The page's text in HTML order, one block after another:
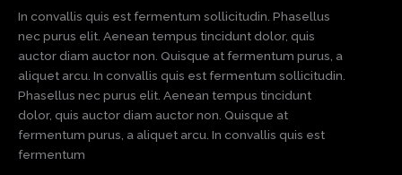
In convallis quis est fermentum sollicitudin. Phasellus
nec purus elit. Aenean tempus tincidunt dolor, quis
auctor diam auctor non. Quisque at fermentum purus, a
aliquet arcu. In convallis quis est fermentum sollicitudin.
Phasellus nec purus elit. Aenean tempus tincidunt
dolor, quis auctor diam auctor non. Quisque at
fermentum purus, a aliquet arcu. In convallis quis est
fermentum